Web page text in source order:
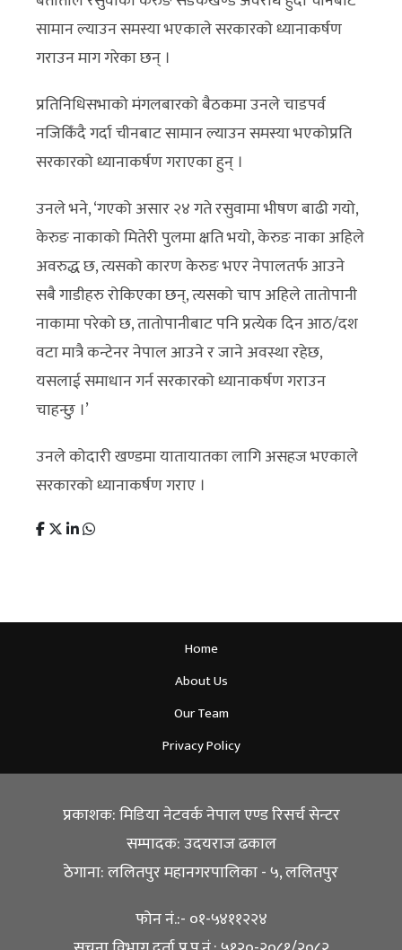
सामान ल्याउन समस्या भएकाले सरकारको ध्यानाकर्षण
गराउन माग गरेका छन् ।
प्रतिनिधिसभाको मंगलबारको बैठकमा उनले चाडपर्व
नजिकिँदै गर्दा चीनबाट सामान ल्याउन समस्या भएकोप्रति
सरकारको ध्यानाकर्षण गराएका हुन् ।
उनले भने, ‘गएको असार २४ गते रसुवामा भीषण बाढी गयो,
केरुङ नाकाको मितेरी पुलमा क्षति भयो, केरुङ नाका अहिले
अवरुद्ध छ, त्यसको कारण केरुङ भएर नेपालतर्फ आउने
सबै गाडीहरु रोकिएका छन्, त्यसको चाप अहिले तातोपानी
नाकामा परेको छ, तातोपानीबाट पनि प्रत्येक दिन आठ/दश
वटा मात्रै कन्टेनर नेपाल आउने र जाने अवस्था रहेछ,
यसलाई समाधान गर्न सरकारको ध्यानाकर्षण गराउन
चाहन्छु ।’
उनले कोदारी खण्डमा यातायातका लागि असहज भएकाले
सरकारको ध्यानाकर्षण गराए ।
Home
About Us
Our Team
Privacy Policy
प्रकाशक: मिडिया नेटवर्क नेपाल एण्ड रिसर्च सेन्टर
सम्पादक: उदयराज ढकाल
ठेगाना: ललितपुर महानगरपालिका - ५, ललितपुर
फोन नं.:- ०१-५४११२२४